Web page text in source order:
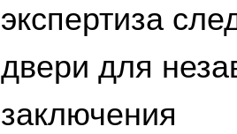
экспертиза
двери для
заключения